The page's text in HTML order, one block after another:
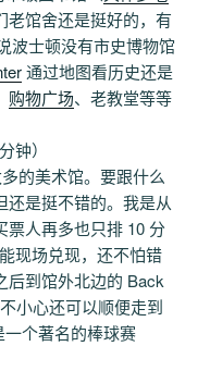
老馆舍还是挺好的，有
波士顿没有市史博物馆
通过地图看历史还是
购物广场、老教堂等等
钟）
的美术馆。要跟什么
还是挺不错的。我是从
票人再多也只排 10 分
现场兑现，还不怕错
后到馆外北边的 Back
小心还可以顺便走到
个著名的棒球赛